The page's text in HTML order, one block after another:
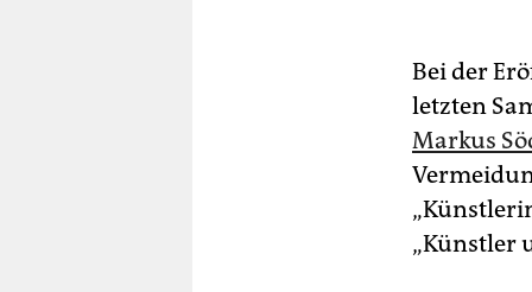
Bei der
letzten
Markus
„Künstler